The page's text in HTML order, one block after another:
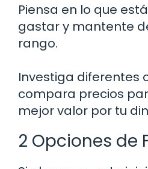
Piensa en lo que
gastar y mantente
rango.
Investiga diferentes
compara precios
mejor valor por tu
2 Opciones de